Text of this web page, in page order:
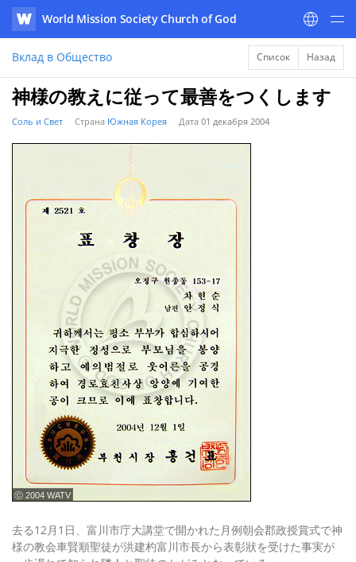
WATV
World Mission Society Church of God
Вклад в Общество Список Назад
神様の教えに従って最善をつくします
Соль и Свет Страна Южная Корея Дата 01 декабря 2004
ⓒ 2004 WATV
去る12月1日、富川市庁大講堂で開かれた月例朝会郡政授賞式で神
様の教会車賢順聖徒が洪建杓富川市長から表彰狀を受けた事実が